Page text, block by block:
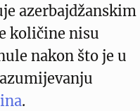
azerbajdžanskim
količine nisu
nakon što je u
.